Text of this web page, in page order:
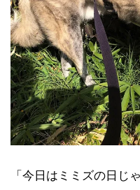
「今日はミミズの日じ